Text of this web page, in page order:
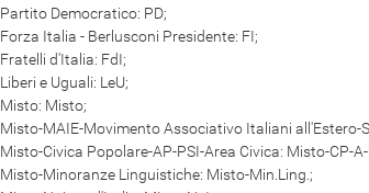
Partito Democratico: PD;
Forza Italia - Berlusconi Presidente: FI;
Fratelli d'Italia: FdI;
Liberi e Uguali: LeU;
Misto: Misto;
Misto-MAIE-Movimento Associativo Italiani all'Estero-
Misto-Civica Popolare-AP-PSI-Area Civica: Misto-CP-A-
Misto-Minoranze Linguistiche: Misto-Min.Ling.;